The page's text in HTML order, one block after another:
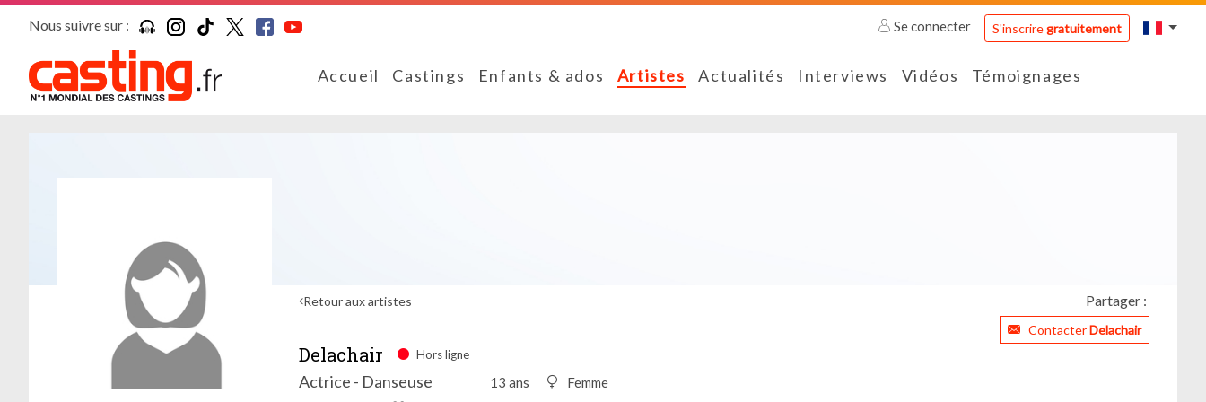
Nous suivre sur : Se connecter S'inscriregratuitement
Accueil Castings Enfants & ados Artistes Actualités Interviews Vidéos Témoignages
Retour aux artistes Partager :
ContacterDelachair
Delachair Hors ligne
Actrice - Danseuse 13 ans Femme